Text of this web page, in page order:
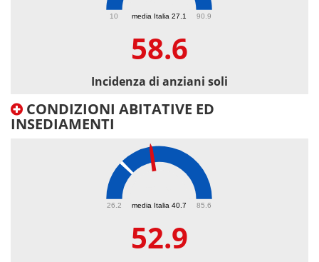
media Italia 27.1
10 90.9
58.6
Incidenza di anziani soli
CONDIZIONI ABITATIVE ED
INSEDIAMENTI
media Italia 40.7
26.2 85.6
52.9